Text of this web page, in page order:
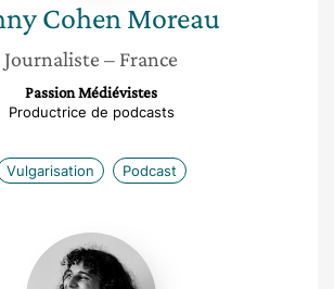
Cohen Moreau
Journaliste – France
Passion Médiévistes
Productrice de podcasts
Vulgarisation Podcast
Niléane
Dorffer